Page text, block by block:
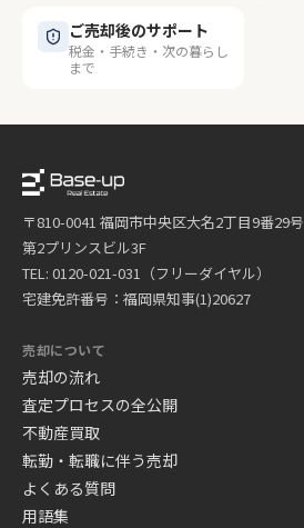
ご売却後のサポート
税金・手続き・次の暮らし
まで
〒810-0041 福岡市中央区大名2丁目9番29号
第2プリンスビル3F
TEL: 0120-021-031（フリーダイヤル）
宅建免許番号：福岡県知事(1)20627
売却について
売却の流れ
査定プロセスの全公開
不動産買取
転勤・転職に伴う売却
よくある質問
用語集